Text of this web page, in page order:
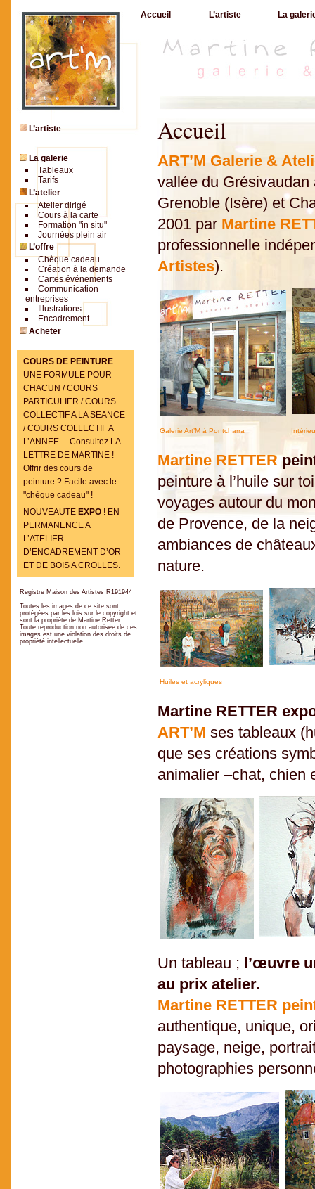
Accueil L’artiste La
Accueil
ART’M Galerie &
vallée du
Grenoble (Isère) et
2001 par Martine
professionnelle
Artistes).
Galerie Art’M à Pontcharra
Martine RETTER
peinture à l’huile sur
voyages autour du
de Provence, de la
ambiances de
nature.
Huiles et acryliques
Martine RETTER
ART’M ses tableaux
que ses créations
animalier –chat, chien
Un tableau ; l’œuvre
au prix atelier.
Martine RETTER
authentique, unique,
paysage, neige,
photographies
L’artiste
La galerie
Tableaux
Tarifs
L’atelier
Atelier dirigé
Cours à la carte
Formation "in situ"
Journées plein air
L’offre
Chèque cadeau
Création à la demande
Cartes événements
Communication
entreprises
Illustrations
Encadrement
Acheter
COURS DE PEINTURE
UNE FORMULE POUR
CHACUN / COURS
PARTICULIER / COURS
COLLECTIF A LA SEANCE
/ COURS COLLECTIF A
L’ANNEE… Consultez LA
LETTRE DE MARTINE !
Offrir des cours de
peinture ? Facile avec le
"chèque cadeau" !
NOUVEAUTE EXPO! EN
PERMANENCE A
L’ATELIER
D’ENCADREMENT D’OR
ET DE BOIS A CROLLES.
Registre Maison des Artistes R191944
Toutes les images de ce site sont
protégées par les lois sur le copyright et
sont la propriété de Martine Retter.
Toute reproduction non autorisée de ces
images est une violation des droits de
propriété intellectuelle.